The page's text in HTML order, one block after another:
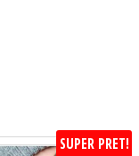
SUPER PRET!